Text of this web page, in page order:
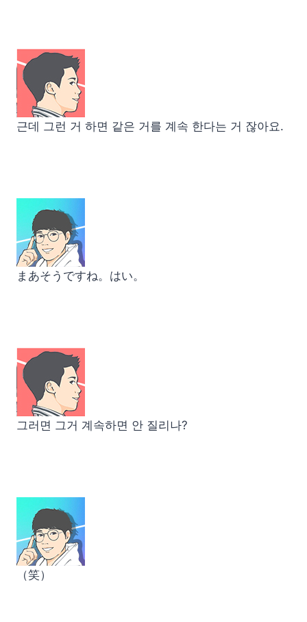
근데 그런 거 하면 같은 거를 계속 한다는 거 잖아요.
まあそうですね。はい。
그러면 그거 계속하면 안 질리나?
（笑）